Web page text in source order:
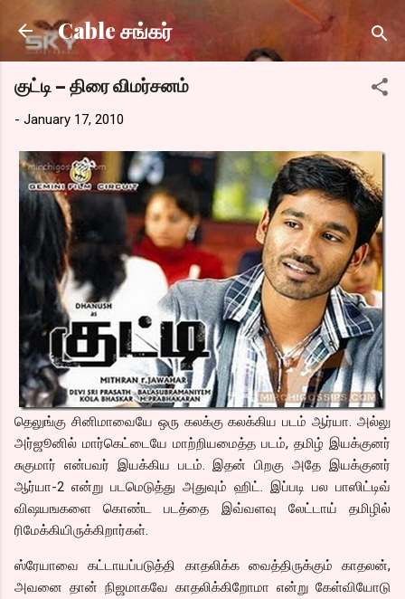
Skip to main content
Cable சங்கர்
குட்டி – திரை விமர்சனம்
- January 17, 2010
தெலுங்கு சினிமாவையே ஒரு கலக்கு கலக்கிய படம் ஆர்யா. அல்லு
அர்ஜூனில் மார்கெட்டையே மாற்றியமைத்த படம், தமிழ் இயக்குனர்
சுகுமார் என்பவர் இயக்கிய படம். இதன் பிறகு அதே இயக்குனர்
ஆர்யா-2 என்று படமெடுத்து அதுவும் ஹிட். இப்படி பல பாஸிட்டிவ்
விஷயஙகளை கொண்ட படத்தை இவ்வளவு லேட்டாய் தமிழில்
ரிமேக்கியிருக்கிறார்கள்.
ஸ்ரேயாவை கட்டாயப்படுத்தி காதலிக்க வைத்திருக்கும் காதலன்,
அவனை தான் நிஜமாகவே காதலிக்கிறோமா என்று கேள்வியோடு